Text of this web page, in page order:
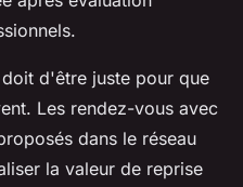
doit d'être juste pour que
Les rendez-vous avec
dans le réseau
la valeur de reprise